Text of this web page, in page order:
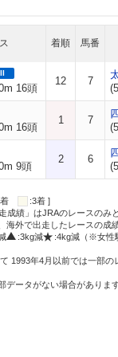
着順 馬番
16頭
12 7
16頭
1 7
9頭
2 6
着
:3着 ]
績」はJRAのレースのみと
外で出走したレースの成
:3kg減 :4kg減（※女性
1993年4月以前では一部
ータがない場合があります